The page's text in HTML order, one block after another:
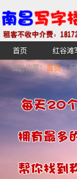
【不收中介费】
湖青云谱写字楼
首页 红谷滩
当前位置： 首页> 反